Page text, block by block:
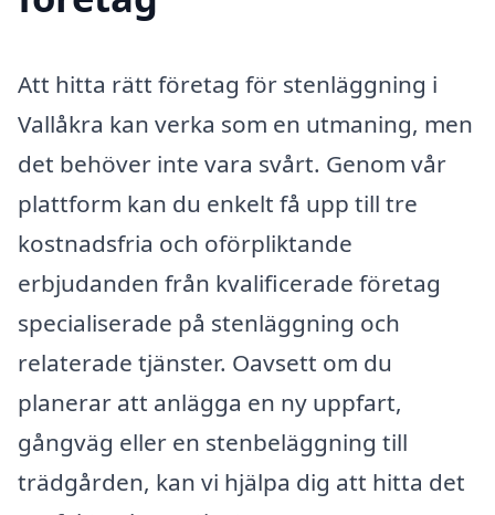
Att hitta rätt företag för stenläggning i
Vallåkra kan verka som en utmaning, men
det behöver inte vara svårt. Genom vår
plattform kan du enkelt få upp till tre
kostnadsfria och oförpliktande
erbjudanden från kvalificerade företag
specialiserade på stenläggning och
relaterade tjänster. Oavsett om du
planerar att anlägga en ny uppfart,
gångväg eller en stenbeläggning till
trädgården, kan vi hjälpa dig att hitta det